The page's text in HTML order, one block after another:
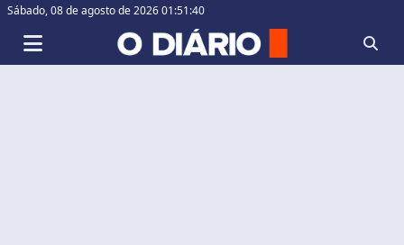
Sábado,08 de agosto de 2026 01:51:41